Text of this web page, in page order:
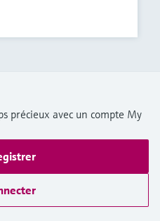
précieux avec un compte My